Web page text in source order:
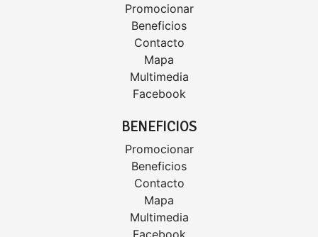
Promocionar
Beneficios
Contacto
Mapa
Multimedia
Facebook
BENEFICIOS
Promocionar
Beneficios
Contacto
Mapa
Multimedia
Facebook